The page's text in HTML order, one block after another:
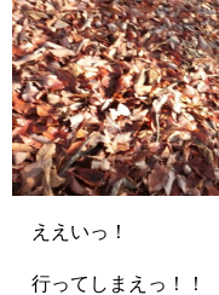
ええいっ！
行ってしまえっ！！